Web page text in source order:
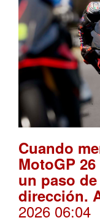
Cuando
MotoGP
un paso
dirección.
2026 06:04